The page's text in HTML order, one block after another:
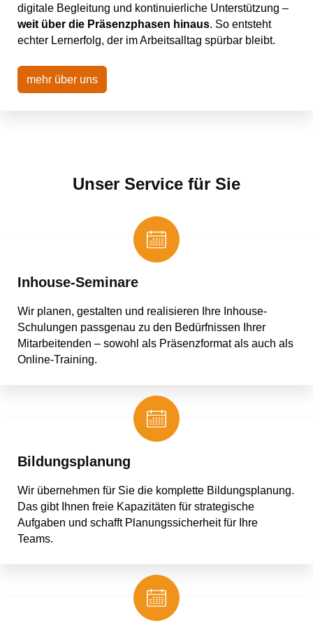
digitale Begleitung und kontinuierliche Unterstützung –
weit über die Präsenzphasen hinaus. So entsteht
echter Lernerfolg, der im Arbeitsalltag spürbar bleibt.
mehr über uns
Unser Service für Sie
Inhouse-Seminare
Wir planen, gestalten und realisieren Ihre Inhouse-
Schulungen passgenau zu den Bedürfnissen Ihrer
Mitarbeitenden – sowohl als Präsenzformat als auch als
Online-Training.
Bildungsplanung
Wir übernehmen für Sie die komplette Bildungsplanung.
Das gibt Ihnen freie Kapazitäten für strategische
Aufgaben und schafft Planungssicherheit für Ihre
Teams.